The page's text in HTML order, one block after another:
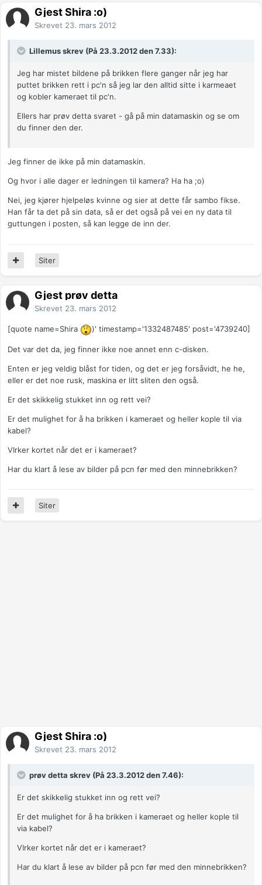
Gjest Shira :o)
Skrevet 23. mars 2012
Lillemus skrev (På 23.3.2012 den 7.33):
Jeg har mistet bildene på brikken flere ganger når jeg har
puttet brikken rett i pc'n så jeg lar den alltid sitte i karmeaet
og kobler kameraet til pc'n.
Ellers har prøv detta svaret - gå på min datamaskin og se om
du finner den der.
Jeg finner de ikke på min datamaskin.
Og hvor i alle dager er ledningen til kamera? Ha ha ;o)
Nei, jeg kjører hjelpeløs kvinne og sier at dette får sambo fikse.
Han får ta det på sin data, så er det også på vei en ny data til
guttungen i posten, så kan legge de inn der.
Siter
Gjest prøv detta
Skrevet 23. mars 2012
[quote name=Shira )' timestamp='1332487485' post='4739240]
Det var det da, jeg finner ikke noe annet enn c-disken.
Enten er jeg veldig blåst for tiden, og det er jeg forsåvidt, he he,
eller er det noe rusk, maskina er litt sliten den også.
Er det skikkelig stukket inn og rett vei?
Er det mulighet for å ha brikken i kameraet og heller kople til via
kabel?
VIrker kortet når det er i kameraet?
Har du klart å lese av bilder på pcn før med den minnebrikken?
Siter
Gjest Shira :o)
Skrevet 23. mars 2012
prøv detta skrev (På 23.3.2012 den 7.46):
Er det skikkelig stukket inn og rett vei?
Er det mulighet for å ha brikken i kameraet og heller kople til
via kabel?
VIrker kortet når det er i kameraet?
Har du klart å lese av bilder på pcn før med den minnebrikken?